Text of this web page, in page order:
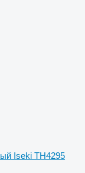
Iseki TH4295